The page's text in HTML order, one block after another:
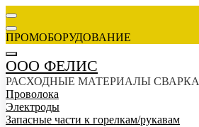
ПРОМОБОРУДОВАНИЕ
ООО ФЕЛИС
РАСХОДНЫЕ МАТЕРИАЛЫ СВАРКА
Проволока
Электроды
Запасные части к горелкам/рукавам